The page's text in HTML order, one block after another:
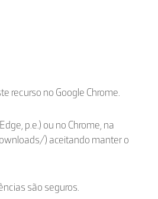
recurso no Google Chrome.
p.e.) ou no Chrome, na
) aceitando manter o
são seguros.